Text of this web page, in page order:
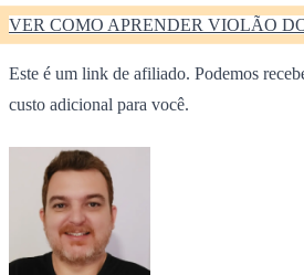
VER COMO APRENDER VIOLÃO
Este é um link de afiliado. Podemos
custo adicional para você.